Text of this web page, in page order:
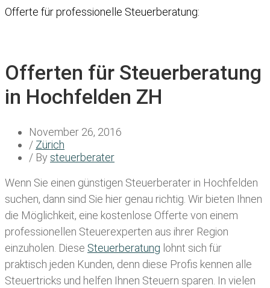
Offerte für professionelle Steuerberatung:
Offerten für Steuerberatung
in Hochfelden ZH
November 26, 2016
/ Zürich
/ By steuerberater
Wenn Sie einen günstigen Steuerberater in Hochfelden
suchen, dann sind Sie hier genau richtig. Wir bieten Ihnen
die Möglichkeit, eine kostenlose Offerte von einem
professionellen Steuerexperten aus ihrer Region
einzuholen. Diese Steuerberatung lohnt sich für
praktisch jeden Kunden, denn diese Profis kennen alle
Steuertricks und helfen Ihnen Steuern sparen. In vielen